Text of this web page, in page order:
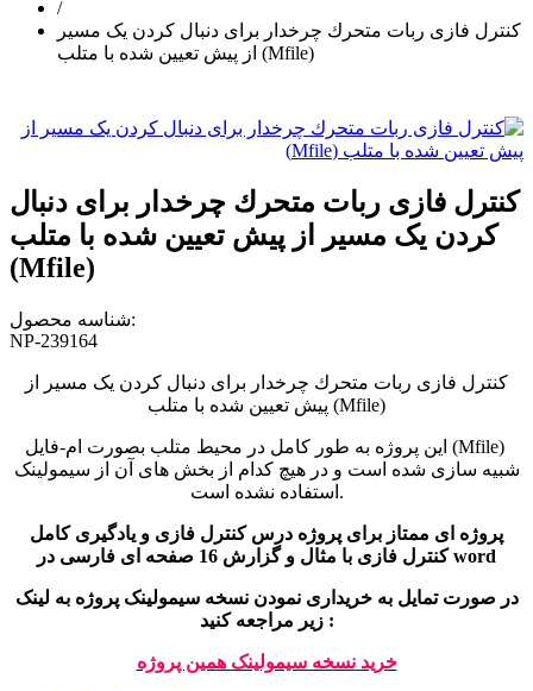
/
کنترل فازی ربات متحرك چرخدار برای دنبال کردن یک مسیر
از پیش تعیین شده با متلب (Mfile)
کنترل فازی ربات متحرك چرخدار برای دنبال
کردن یک مسیر از پیش تعیین شده با متلب
(Mfile)
شناسه محصول:
NP-239164
کنترل فازی ربات متحرك چرخدار برای دنبال کردن یک مسیر از
پیش تعیین شده با متلب (Mfile)
این پروژه به طور کامل در محیط متلب بصورت ام-فایل (Mfile)
شبیه سازی شده است و در هیچ کدام از بخش های آن از سیمولینک
استفاده نشده است.
پروژه ای ممتاز برای پروژه درس کنترل فازی و یادگیری کامل
کنترل فازی با مثال و گزارش 16 صفحه ای فارسی در word
در صورت تمایل به خریداری نمودن نسخه سیمولینک پروژه به لینک
زیر مراجعه کنید :
خریدنسخه سیمولینک همین پروژه